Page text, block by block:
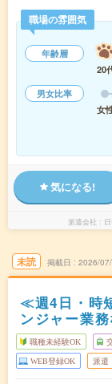
職場の雰囲気
年齢層
20
男女比率
女
気になる!
派遣会社
未読 掲載日 2026/
≪週4日・時
ンジャー業務
職種未経験OK
WEB登録OK 派遣